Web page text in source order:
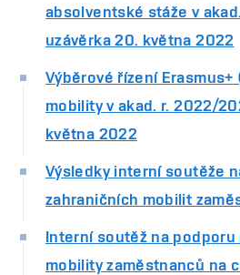
absolventské stáže v
uzávěrka 20. května 2022
Výběrové řízení
mobility v akad. r. 2022/
května 2022
Výsledky interní soutěže
zahraničních mobilit
Interní soutěž na podporu
mobility zaměstnanců na